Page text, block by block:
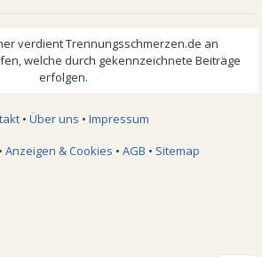
• Über uns • Impressum
• Anzeigen & Cookies • AGB • Sitemap